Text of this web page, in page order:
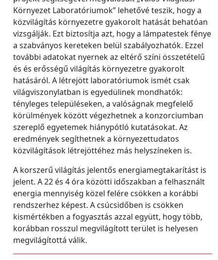
Környezet Laboratóriumok” lehetővé teszik, hogy a
közvilágítás környezetre gyakorolt hatását behatóan
vizsgálják. Ezt biztosítja azt, hogy a lámpatestek fénye
a szabványos kereteken belül szabályozhatók. Ezzel
további adatokat nyernek az eltérő színi összetételű
és és erősségű világítás környezetre gyakorolt
hatásáról. A létrejött laboratóriumok ismét csak
világviszonylatban is egyedülinek mondhatók:
tényleges településeken, a valóságnak megfelelő
körülmények között végezhetnek a konzorciumban
szereplő egyetemek hiánypótló kutatásokat. Az
eredmények segíthetnek a környezettudatos
közvilágítások létrejöttéhez más helyszíneken is.
A korszerű világítás jelentős energiamegtakarítást is
jelent. A 22 és 4 óra közötti időszakban a felhasznált
energia mennyiség közel felére csökken a korábbi
rendszerhez képest. A csúcsidőben is csökken
kismértékben a fogyasztás azzal együtt, hogy több,
korábban rosszul megvilágított terület is helyesen
megvilágítottá válik.